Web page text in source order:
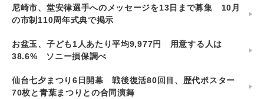
尼崎市、堂安律選手へのメッセージを13日まで募集 10月
の市制110周年式典で掲示
お盆玉、子ども1人あたり平均9,977円 用意する人は
38.6% ソニー損保調べ
仙台七夕まつり6日開幕 戦後復活80回目、歴代ポスター
70枚と青葉まつりとの合同演舞